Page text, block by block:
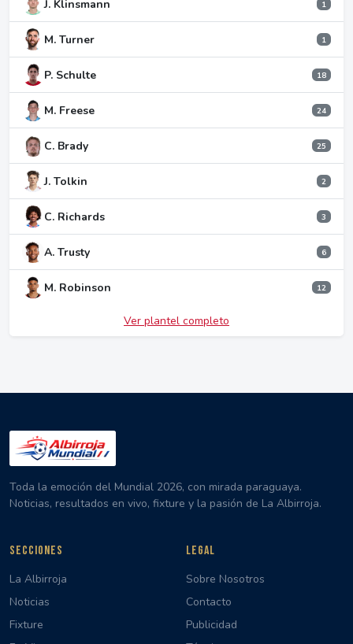
J. Klinsmann 1
M. Turner 1
P. Schulte 18
M. Freese 24
C. Brady 25
J. Tolkin 2
C. Richards 3
A. Trusty 6
M. Robinson 12
Ver plantel completo
Toda la emoción del Mundial 2026, con mirada paraguaya.
Noticias, resultados en vivo, fixture y la pasión de La Albirroja.
SECCIONES
La Albirroja
Noticias
Fixture
LEGAL
Sobre Nosotros
Contacto
Publicidad